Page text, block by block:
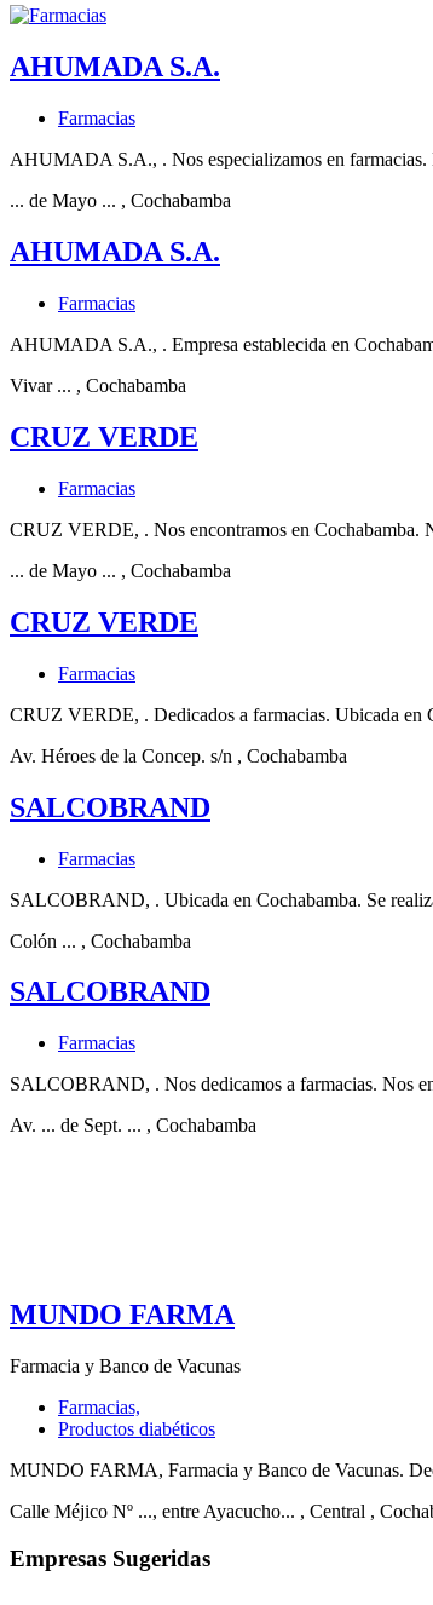
AHUMADA S.A.
Farmacias
AHUMADA S.A., . Nos especializamos en farmacias.
... de Mayo ... , Cochabamba
AHUMADA S.A.
Farmacias
AHUMADA S.A., . Empresa establecida en
Vivar ... , Cochabamba
CRUZ VERDE
Farmacias
CRUZ VERDE, . Nos encontramos en Cochabamba.
... de Mayo ... , Cochabamba
CRUZ VERDE
Farmacias
CRUZ VERDE, . Dedicados a farmacias. Ubicada en
Av. Héroes de la Concep. s/n , Cochabamba
SALCOBRAND
Farmacias
SALCOBRAND, . Ubicada en Cochabamba. Se
Colón ... , Cochabamba
SALCOBRAND
Farmacias
SALCOBRAND, . Nos dedicamos a farmacias. Nos
Av. ... de Sept. ... , Cochabamba
MUNDO FARMA
Farmacia y Banco de Vacunas
Farmacias,
Productos diabéticos
MUNDO FARMA, Farmacia y Banco de Vacunas.
Calle Méjico Nº ..., entre Ayacucho... , Central ,
Empresas Sugeridas